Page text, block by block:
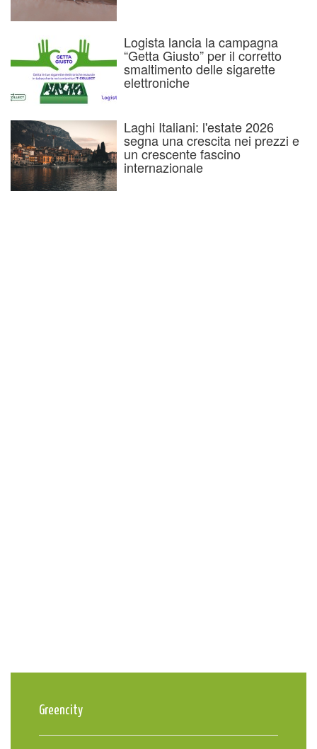
Logista lancia la campagna
“Getta Giusto” per il corretto
smaltimento delle sigarette
elettroniche
Laghi Italiani: l'estate 2026
segna una crescita nei prezzi e
un crescente fascino
internazionale
Greencity